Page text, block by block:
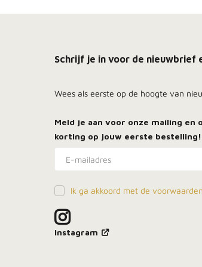
Schrijf je in voor de nieuwbrief
Wees als eerste op de hoogte van
Meld je aan voor onze mailing en
korting op jouw eerste bestelling!
Ik ga akkoord met de voorwaarden
Instagram